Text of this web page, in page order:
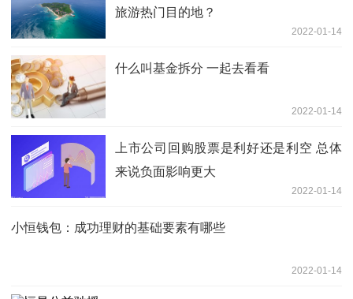
旅游热门目的地？
2022-01-14
什么叫基金拆分 一起去看看
2022-01-14
上市公司回购股票是利好还是利空 总体
来说负面影响更大
2022-01-14
小恒钱包：成功理财的基础要素有哪些
2022-01-14